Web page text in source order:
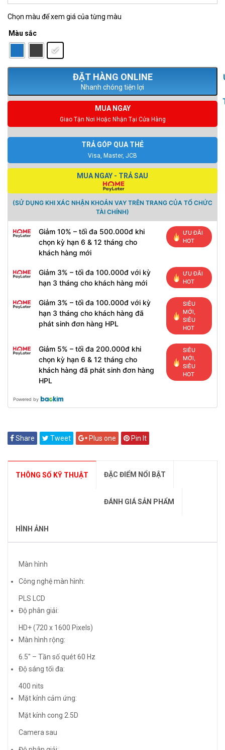
Chọn màu để xem giá của từng màu
Màu sắc
Nhanh chóng tiện lợi
MUA NGAY
Giao Tận Nơi Hoặc Nhận Tại Cửa Hàng
TRẢ GÓP QUA THẺ
Visa, Master, JCB
MUA NGAY - TRẢ SAU
(SỬ DỤNG KHI XÁC NHẬN KHOẢN VAY TRÊN TRANG CỦA TỔ CHỨC
TÀI CHÍNH)
Giảm 10% – tối đa 500.000đ khi
chọn kỳ hạn 6 & 12 tháng cho
khách hàng mới
ƯU ĐÃI
HOT
Giảm 3% – tối đa 100.000đ với kỳ
hạn 3 tháng cho khách hàng mới
ƯU ĐÃI
HOT
Giảm 3% – tối đa 100.000đ với kỳ
hạn 3 tháng cho khách hàng đã
phát sinh đơn hàng HPL
SIÊU
MỚI,
SIÊU
HOT
Giảm 5% – tối đa 200.000đ khi
chọn kỳ hạn 6 & 12 tháng cho
khách hàng đã phát sinh đơn hàng
HPL
SIÊU
MỚI,
SIÊU
HOT
Powered by
Share Tweet Plus one Pin It
THÔNG SỐ KỸ THUẬT ĐẶC ĐIỂM NỔI BẬT
ĐÁNH GIÁ SẢN PHẨM
HÌNH ẢNH
Màn hình
Công nghệ màn hình:
PLS LCD
Độ phân giải:
HD+ (720 x 1600 Pixels)
Màn hình rộng:
6.5″ – Tần số quét 60 Hz
Độ sáng tối đa:
400 nits
Mặt kính cảm ứng:
Mặt kính cong 2.5D
Camera sau